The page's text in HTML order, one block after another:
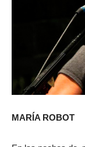
MARÍA ROBOT